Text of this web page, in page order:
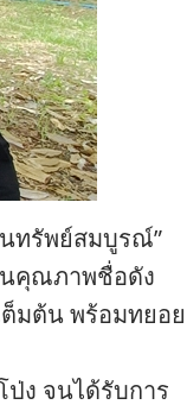
ทรัพย์สมบูรณ์”
นคุณภาพชื่อดัง
มต้น พร้อมทยอย
ง จนได้รับการ